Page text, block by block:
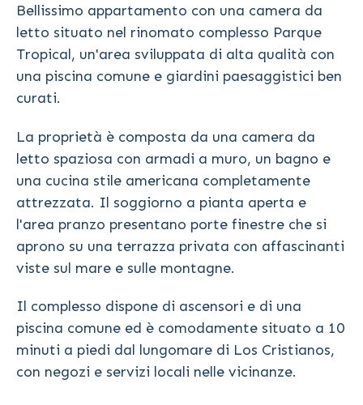
Bellissimo appartamento con una camera da
letto situato nel rinomato complesso Parque
Tropical, un'area sviluppata di alta qualità con
una piscina comune e giardini paesaggistici ben
curati.
La proprietà è composta da una camera da
letto spaziosa con armadi a muro, un bagno e
una cucina stile americana completamente
attrezzata. Il soggiorno a pianta aperta e
l'area pranzo presentano porte finestre che si
aprono su una terrazza privata con affascinanti
viste sul mare e sulle montagne.
Il complesso dispone di ascensori e di una
piscina comune ed è comodamente situato a 10
minuti a piedi dal lungomare di Los Cristianos,
con negozi e servizi locali nelle vicinanze.